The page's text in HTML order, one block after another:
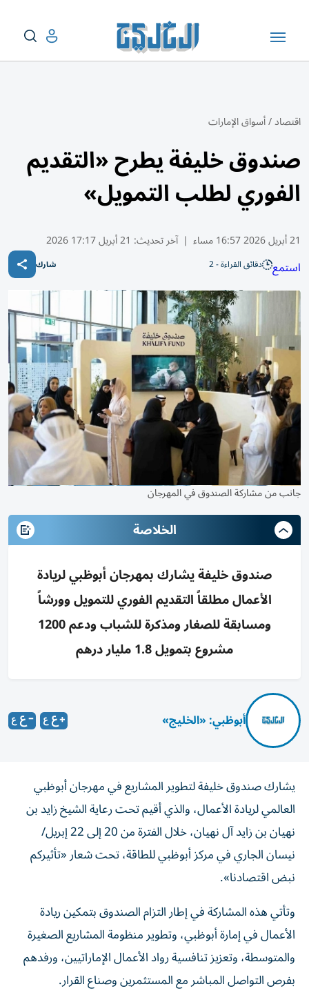
اقتصاد/أسواق الإمارات
صندوق خليفة يطرح «التقديم
الفوري لطلب التمويل»
21 أبريل 2026 16:57 مساء | آخر تحديث: 21 أبريل 17:17 2026
استمع دقائق القراءة - 2 شارك
جانب من مشاركة الصندوق في المهرجان
الخلاصة
صندوق خليفة يشارك بمهرجان أبوظبي لريادة
الأعمال مطلقاً التقديم الفوري للتمويل وورشاً
ومسابقة للصغار ومذكرة للشباب ودعم 1200
مشروع بتمويل 1.8 مليار درهم
أبوظبي: «الخليج»
يشارك صندوق خليفة لتطوير المشاريع في مهرجان أبوظبي
العالمي لريادة الأعمال، والذي أقيم تحت رعاية الشيخ زايد بن
نهيان بن زايد آل نهيان، خلال الفترة من 20 إلى 22 إبريل/
نيسان الجاري في مركز أبوظبي للطاقة، تحت شعار «تأثيركم
نبض اقتصادنا».
وتأتي هذه المشاركة في إطار التزام الصندوق بتمكين ريادة
الأعمال في إمارة أبوظبي، وتطوير منظومة المشاريع الصغيرة
والمتوسطة، وتعزيز تنافسية رواد الأعمال الإماراتيين، ورفدهم
بفرص التواصل المباشر مع المستثمرين وصناع القرار.